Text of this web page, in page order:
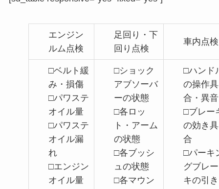
エンジン
ルム点検
足回り・下
回り点検
車内点検
□ベルト緩
み・損傷
□パワステ
オイル量
□パワステ
オイル漏
れ
□エンジン
オイル量
□ショック
アブソーバ
ーの状態
□各ロッ
ト・アーム
の状態
□各ブッシ
ュの状態
□各マウン
□ハンド
の操作具
合・異音
□ブレー
の効き具
合
□パーキ
グブレー
キの引き